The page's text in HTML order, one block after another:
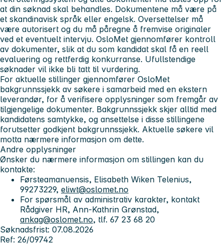
at din søknad skal behandles. Dokumentene må være på
et skandinavisk språk eller engelsk. Oversettelser må
være autorisert og du må påregne å fremvise originaler
ved et eventuelt intervju. OsloMet gjennomfører kontroll
av dokumenter, slik at du som kandidat skal få en reell
evaluering og rettferdig konkurranse. Ufullstendige
søknader vil ikke bli tatt til vurdering.
For aktuelle stillinger gjennomfører OsloMet
bakgrunnssjekk av søkere i samarbeid med en ekstern
leverandør, for å verifisere opplysninger som fremgår av
tilgjengelige dokumenter. Bakgrunnssjekk skjer alltid med
kandidatens samtykke, og ansettelse i disse stillingene
forutsetter godkjent bakgrunnssjekk. Aktuelle søkere vil
motta nærmere informasjon om dette.
Andre opplysninger
Ønsker du nærmere informasjon om stillingen kan du
kontakte:
Førsteamanuensis, Elisabeth Wiken Telenius,
99273229, eliwt@oslomet.no
For spørsmål av administrativ karakter, kontakt
Rådgiver HR, Ann-Kathrin Grønstad,
ankag@oslomet.no, tlf. 67 23 68 20
Søknadsfrist: 07.08.2026
Ref: 26/09742